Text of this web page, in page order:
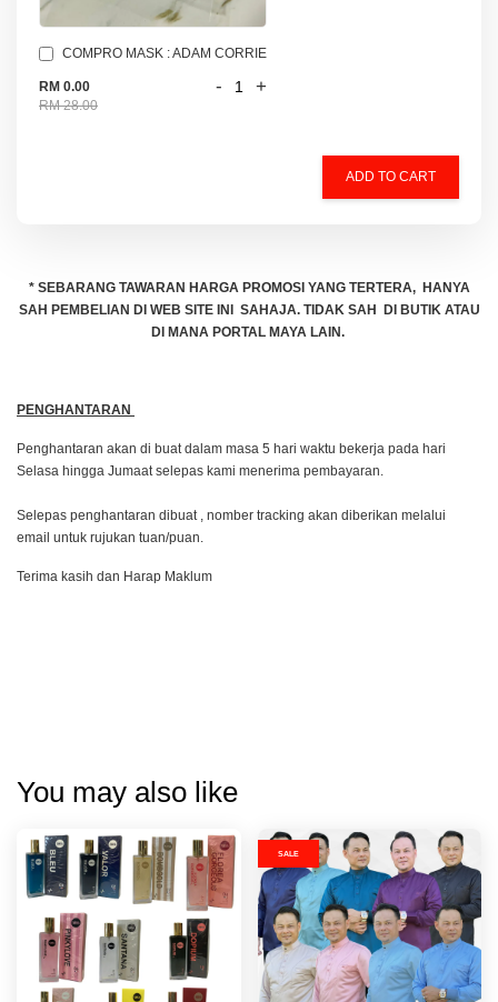
COMPRO MASK : ADAM CORRIE
RM 0.00
RM 28.00
- +
ADD TO CART
* SEBARANG TAWARAN HARGA PROMOSI YANG TERTERA, HANYA
SAH PEMBELIAN DI WEB SITE INI SAHAJA. TIDAK SAH DI BUTIK ATAU
DI MANA PORTAL MAYA LAIN.
PENGHANTARAN
Penghantaran akan di buat dalam masa 5 hari waktu bekerja pada hari
Selasa hingga Jumaat selepas kami menerima pembayaran.
Selepas penghantaran dibuat , nomber tracking akan diberikan melalui
email untuk rujukan tuan/puan.
Terima kasih dan Harap Maklum
You may also like
SALE